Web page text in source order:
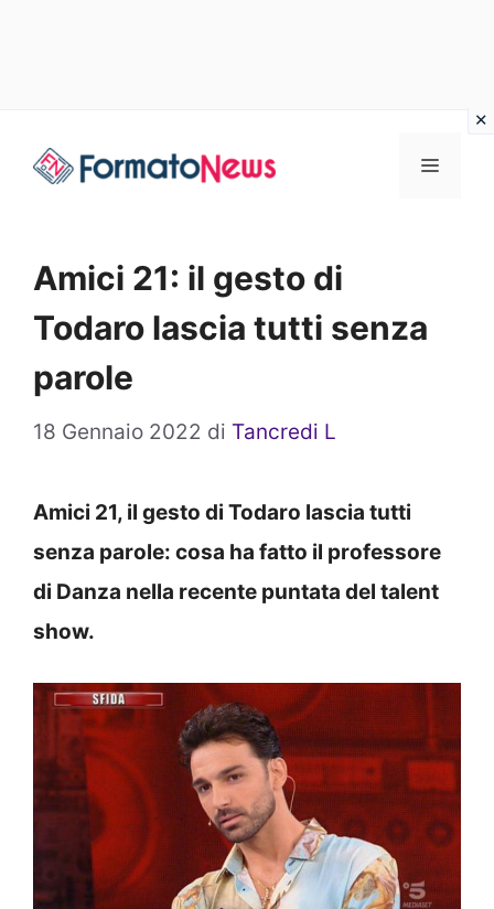
Menu
Amici 21: il gesto di
Todaro lascia tutti senza
parole
18 Gennaio 2022 di Tancredi L
Amici 21, il gesto di Todaro lascia tutti
senza parole: cosa ha fatto il professore
di Danza nella recente puntata del talent
show.